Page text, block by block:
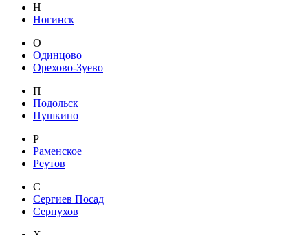
Н
Ногинск
О
Одинцово
Орехово-Зуево
П
Подольск
Пушкино
Р
Раменское
Реутов
С
Сергиев Посад
Серпухов